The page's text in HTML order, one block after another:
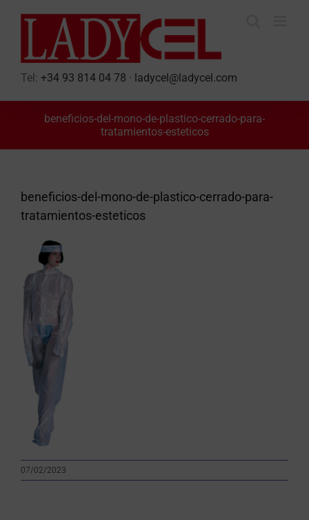
Tel: +34 93 814 04 78 · ladycel@ladycel.com
beneficios-del-mono-de-plastico-cerrado-para-
tratamientos-esteticos
beneficios-del-mono-de-plastico-cerrado-para-
tratamientos-esteticos
07/02/2023